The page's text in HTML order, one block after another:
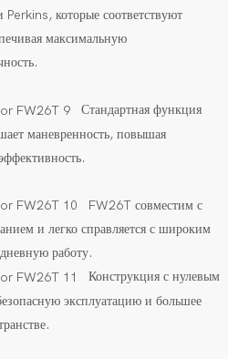
которые соответствуют
максимальную
Стандартная функция
маневренность, повышая
FW26T совместим с
и легко справляется с широким
работу.
Конструкция с нулевым
эксплуатацию и большее